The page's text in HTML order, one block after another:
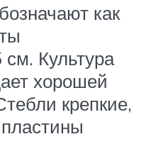
как
Культура
хорошей
крепкие,